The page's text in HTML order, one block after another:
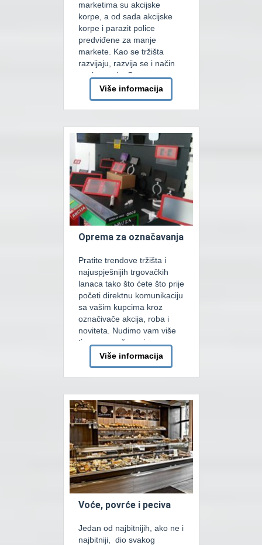
marketima su akcijske
korpe, a od sada akcijske
korpe i parazit police
predviđene za manje
markete. Kao se tržišta
razvijaju, razvija se i način
poslaovanja. Sve
zastupljenija akcijska mjesta
koja uglavnom svaki
dobavljač plaća od sada su
i zauzimaju sve manje
mjesta u marketima. Parazit
police se montiraju […]
Više informacija
Oprema za označavanja
Pratite trendove tržišta i
najuspješnijih trgovačkih
lanaca tako što ćete što prije
početi direktnu komunikaciju
sa vašim kupcima kroz
označivače akcija, roba i
noviteta. Nudimo vam više
tipova označavanja u
prodajnim objektima tako
što podjednako obraćamo
pažnju i na vertikalnu i na
Najćešća horizontalna
komunikacija je različitim
voblerima na policama,
kasetnim cjenovnicima na
[…]
Više informacija
Voće, povrće i peciva
Jedan od najbitnijih, ako ne i
najbitniji, dio svakog